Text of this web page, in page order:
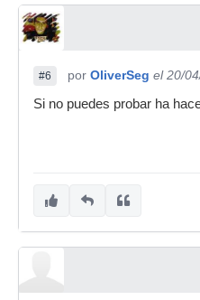
#6 por OliverSeg el 20/
Si no puedes probar ha